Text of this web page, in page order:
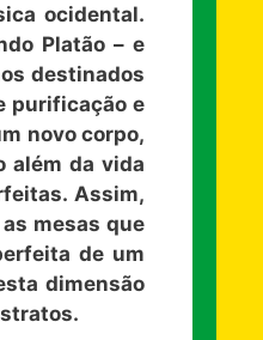
ocidental.
Platão – e
destinados
purificação e
novo corpo,
além da vida
Assim,
mesas que
de um
dimensão